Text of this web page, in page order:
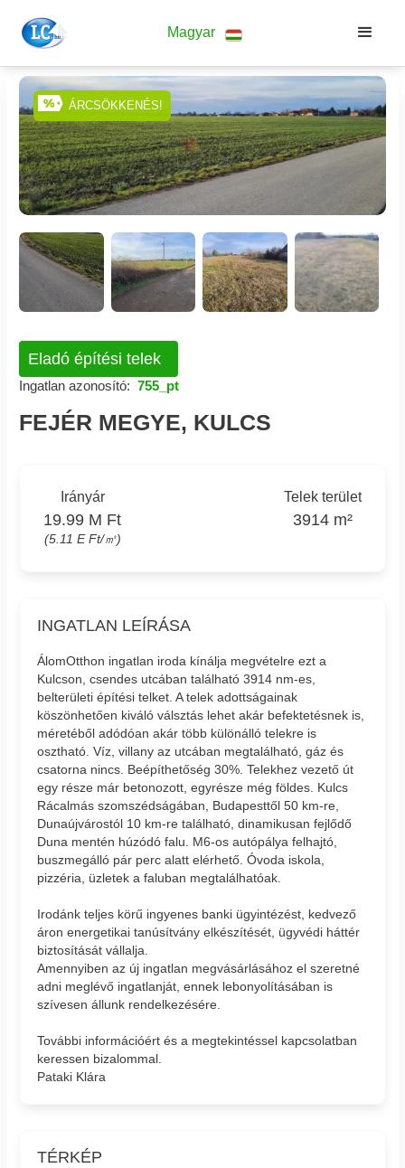
Magyar
ÁRCSÖKKENÉS!
Eladó építési telek
Ingatlan azonosító: 755_pt
FEJÉR MEGYE, KULCS
Irányár
19.99 M Ft
(5.11 E Ft/㎡)
Telek terület
3914 m²
INGATLAN LEÍRÁSA
ÁlomOtthon ingatlan iroda kínálja megvételre ezt a
Kulcson, csendes utcában található 3914 nm-es,
belterületi építési telket. A telek adottságainak
köszönhetően kiváló válsztás lehet akár befektetésnek is,
méretéből adódóan akár több különálló telekre is
osztható. Víz, villany az utcában megtalálható, gáz és
csatorna nincs. Beépíthetőség 30%. Telekhez vezető út
egy része már betonozott, egyrésze még földes. Kulcs
Rácalmás szomszédságában, Budapesttől 50 km-re,
Dunaújvárostól 10 km-re található, dinamikusan fejlődő
Duna mentén húzódó falu. M6-os autópálya felhajtó,
buszmegálló pár perc alatt elérhető. Óvoda iskola,
pizzéria, üzletek a faluban megtalálhatóak.
Irodánk teljes körű ingyenes banki ügyintézést, kedvező
áron energetikai tanúsítvány elkészítését, ügyvédi háttér
biztosítását vállalja.
Amennyiben az új ingatlan megvásárlásához el szeretné
adni meglévő ingatlanját, ennek lebonyolításában is
szívesen állunk rendelkezésére.
További információért és a megtekintéssel kapcsolatban
keressen bizalommal.
Pataki Klára
TÉRKÉP